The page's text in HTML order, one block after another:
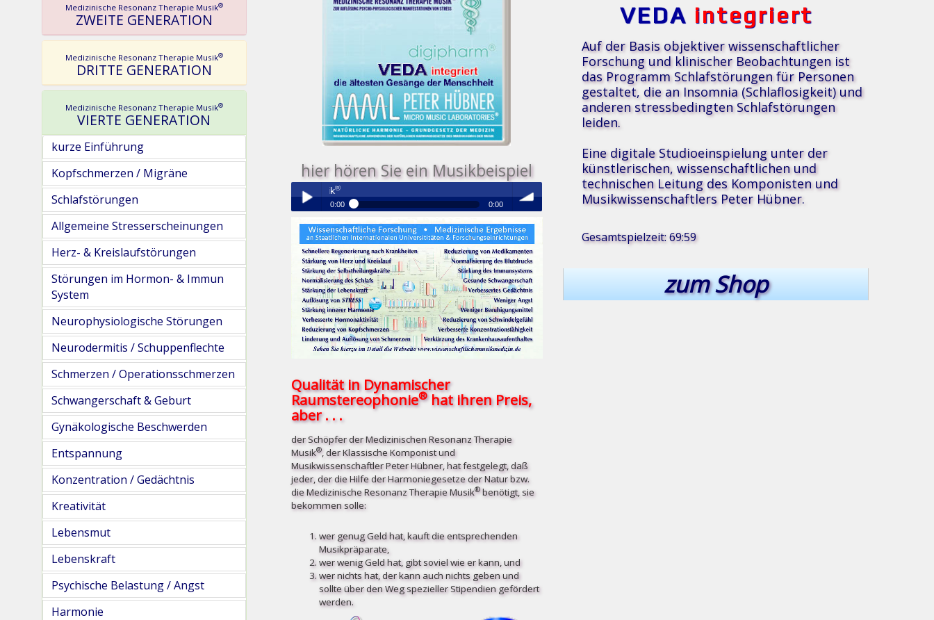
Medizinische Resonanz Therapie Musik®
ZWEITE GENERATION
Medizinische Resonanz Therapie Musik®
DRITTE GENERATION
Medizinische Resonanz Therapie Musik®
VIERTE GENERATION
kurze Einführung
Kopfschmerzen / Migräne
Schlafstörungen
Allgemeine Stresserscheinungen
Herz- & Kreislaufstörungen
Störungen im Hormon- & Immun
System
Neurophysiologische Störungen
Neurodermitis / Schuppenflechte
Schmerzen / Operationsschmerzen
Schwangerschaft & Geburt
Gynäkologische Beschwerden
Entspannung
Konzentration / Gedächtnis
Kreativität
Lebensmut
Lebenskraft
Psychische Belastung / Angst
Harmonie
hier hören Sie ein Musikbeispiel
Play /
pause
Medizinische Resonanz Therapie Musik®
0:00 0:00
volume
Medizinische Resonanz Therapie Musik®
Qualität in Dynamischer
Raumstereophonie®hat ihren Preis,
aber . . .
der Schöpfer der Medizinischen Resonanz Therapie
Musik®, der Klassische Komponist und
Musikwissenschaftler Peter Hübner, hat festgelegt, daß
jeder, der die Hilfe der Harmoniegesetze der Natur bzw.
die Medizinische Resonanz Therapie Musik®benötigt, sie
bekommen solle:
wer genug Geld hat, kauft die entsprechenden
Musikpräparate,
wer wenig Geld hat, gibt soviel wie er kann, und
wer nichts hat, der kann auch nichts geben und
sollte über den Weg spezieller Stipendien gefördert
werden.
VEDA integriert
Auf der Basis objektiver wissenschaftlicher
Forschung und klinischer Beobachtungen ist
das Programm Schlafstörungen für Personen
gestaltet, die an Insomnia (Schlaflosigkeit) und
anderen stressbedingten Schlafstörungen
leiden.
Eine digitale Studioeinspielung unter der
künstlerischen, wissenschaftlichen und
technischen Leitung des Komponisten und
Musikwissenschaftlers Peter Hübner.
Gesamtspielzeit: 69:59
zum Shop